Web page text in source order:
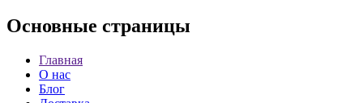
Основные страницы
Главная
О нас
Блог